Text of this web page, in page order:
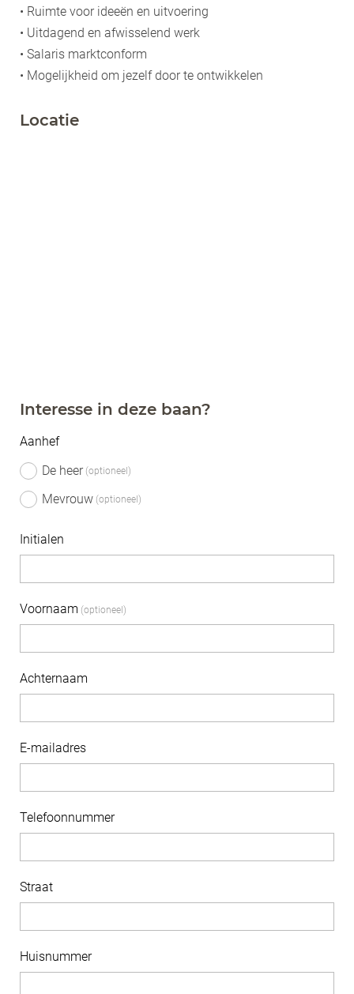
• Ruimte voor ideeën en uitvoering
• Uitdagend en afwisselend werk
• Salaris marktconform
• Mogelijkheid om jezelf door te ontwikkelen
Locatie
Interesse in deze baan?
Aanhef
De heer
Mevrouw
Initialen
Voornaam
Achternaam
E-mailadres
Telefoonnummer
Straat
Huisnummer